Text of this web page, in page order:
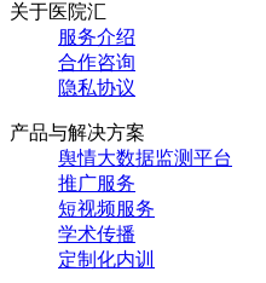
关于医院汇
服务介绍
合作咨询
隐私协议
产品与解决方案
舆情大数据监测平台
推广服务
短视频服务
学术传播
定制化内训